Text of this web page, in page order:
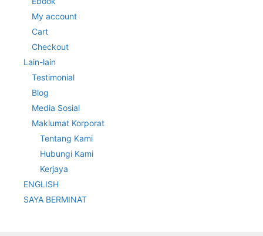
My account
Cart
Checkout
Lain-lain
Testimonial
Blog
Media Sosial
Maklumat Korporat
Tentang Kami
Hubungi Kami
Kerjaya
ENGLISH
SAYA BERMINAT